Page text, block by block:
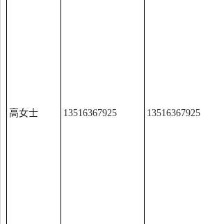
高女士 13516367925 13516367925